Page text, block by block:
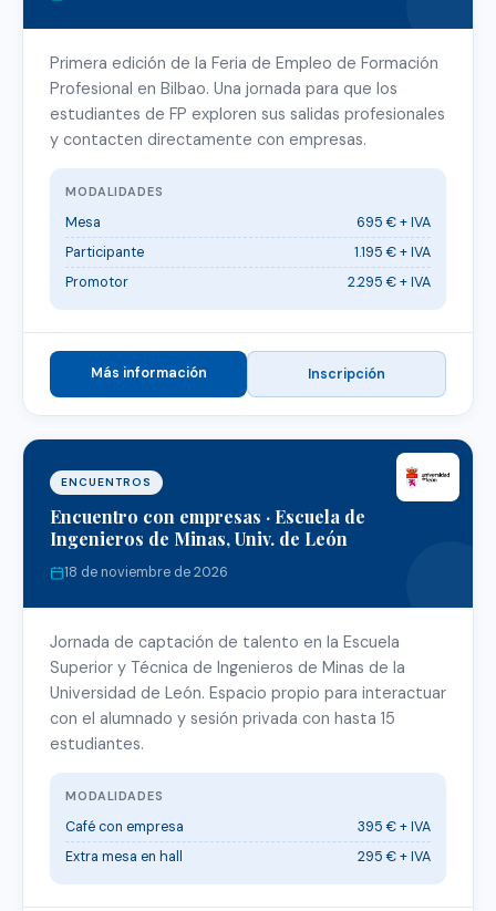
Primera edición de la Feria de Empleo de Formación
Profesional en Bilbao. Una jornada para que los
estudiantes de FP exploren sus salidas profesionales
y contacten directamente con empresas.
MODALIDADES
Mesa
695 € + IVA
Participante
1.195 € + IVA
Promotor
2.295 € + IVA
Más información Inscripción
ENCUENTROS
Encuentro con empresas · Escuela de
Ingenieros de Minas, Univ. de León
18 de noviembre de 2026
Jornada de captación de talento en la Escuela
Superior y Técnica de Ingenieros de Minas de la
Universidad de León. Espacio propio para interactuar
con el alumnado y sesión privada con hasta 15
estudiantes.
MODALIDADES
Café con empresa
395 € + IVA
Extra mesa en hall
295 € + IVA